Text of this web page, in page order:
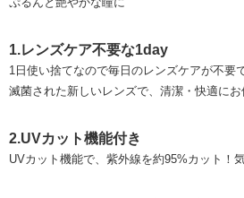
1.レンズケア不要な1day
1日使い捨てなので毎日のレンズケアが不要で
滅菌された新しいレンズで、清潔・快適にお
2.UVカット機能付き
UVカット機能で、紫外線を約95%カット！